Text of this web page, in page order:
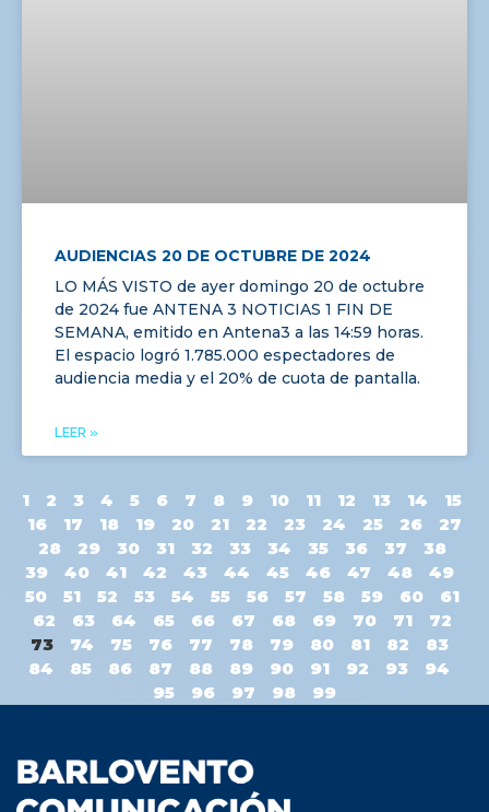
AUDIENCIAS 20 DE OCTUBRE DE 2024
LO MÁS VISTO de ayer domingo 20 de octubre
de 2024 fue ANTENA 3 NOTICIAS 1 FIN DE
SEMANA, emitido en Antena3 a las 14:59 horas.
El espacio logró 1.785.000 espectadores de
audiencia media y el 20% de cuota de pantalla.
LEER »
1 2 3 4 5 6 7 8 9 10 11 12 13 14
15
16
17 18 19 20 21 22 23 24 25 26
27
28
29 30 31 32 33 34 35 36 37
38
39
40 41 42 43 44 45 46 47 48
49
50
51 52 53 54 55 56 57 58 59 60
61
62
63 64 65 66 67 68 69 70 71
72
73
74 75 76 77 78 79 80 81 82
83
84
85 86 87 88 89 90 91 92 93
94
95
96 97 98 99